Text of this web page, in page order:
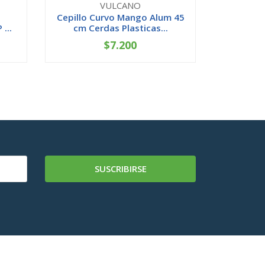
...
VULCANO
Cepillo Curvo Mango Alum 45
cm Cerdas Plasticas...
+
$7.200
SUSCRIBIRSE